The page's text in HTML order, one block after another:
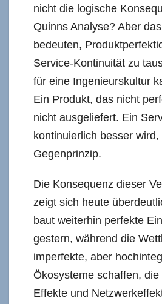
nicht die logische
Quinns Analyse? Aber
bedeuten,
Service-Kontinuität zu
für eine Ingenieurskultur
Ein Produkt, das nicht
nicht ausgeliefert. Ein
kontinuierlich besser wird,
Gegenprinzip.
Die Konsequenz dieser
zeigt sich heute
baut weiterhin perfekte
gestern, während die
imperfekte, aber
Ökosysteme schaffen,
Effekte und